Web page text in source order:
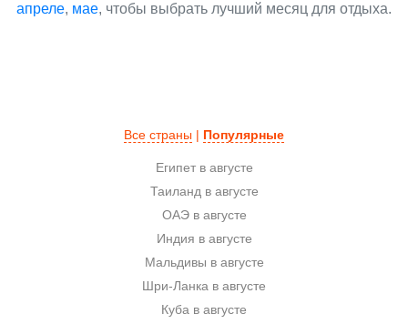
апреле, мае, чтобы выбрать лучший месяц для отдыха.
Все страны | Популярные
Египет в августе
Таиланд в августе
ОАЭ в августе
Индия в августе
Мальдивы в августе
Шри-Ланка в августе
Куба в августе